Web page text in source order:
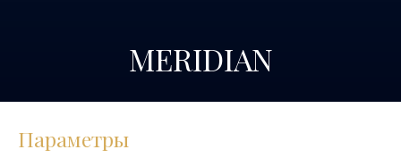
MERIDIAN
Параметры